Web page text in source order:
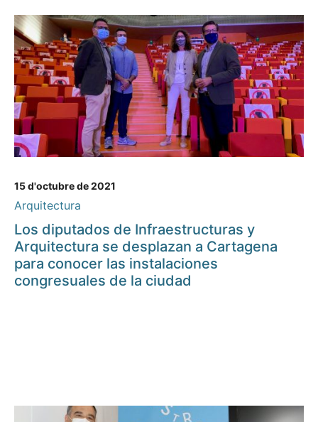
15 d'octubre de 2021
Arquitectura
Los diputados de Infraestructuras y
Arquitectura se desplazan a Cartagena
para conocer las instalaciones
congresuales de la ciudad